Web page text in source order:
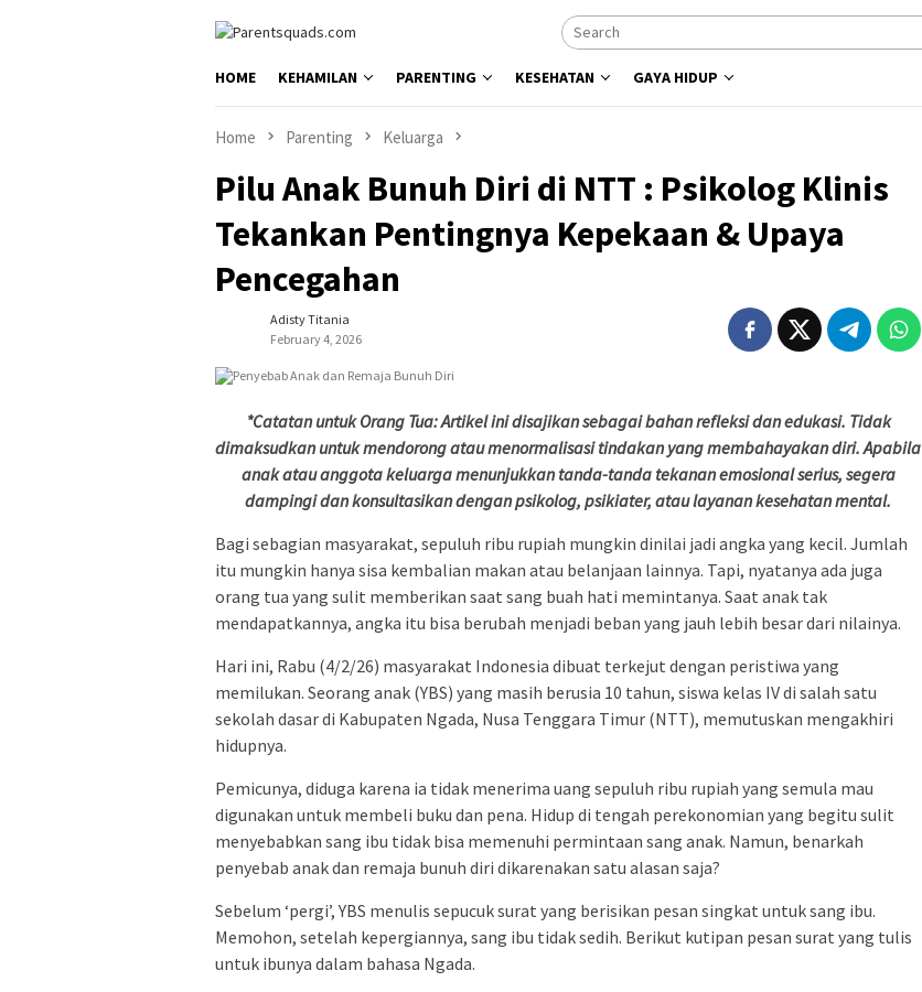
HOME KEHAMILAN PARENTING KESEHATAN GAYA HIDUP
Home Parenting Keluarga
Pilu Anak Bunuh Diri di NTT : Psikolog Klinis
Tekankan Pentingnya Kepekaan & Upaya
Pencegahan
Adisty Titania
February 4, 2026
*Catatan untuk Orang Tua: Artikel ini disajikan sebagai bahan refleksi dan edukasi. Tidak
dimaksudkan untuk mendorong atau menormalisasi tindakan yang membahayakan diri. Apabila
anak atau anggota keluarga menunjukkan tanda-tanda tekanan emosional serius, segera
dampingi dan konsultasikan dengan psikolog, psikiater, atau layanan kesehatan mental.
Bagi sebagian masyarakat, sepuluh ribu rupiah mungkin dinilai jadi angka yang kecil. Jumlah
itu mungkin hanya sisa kembalian makan atau belanjaan lainnya. Tapi, nyatanya ada juga
orang tua yang sulit memberikan saat sang buah hati memintanya. Saat anak tak
mendapatkannya, angka itu bisa berubah menjadi beban yang jauh lebih besar dari nilainya.
Hari ini, Rabu (4/2/26) masyarakat Indonesia dibuat terkejut dengan peristiwa yang
memilukan. Seorang anak (YBS) yang masih berusia 10 tahun, siswa kelas IV di salah satu
sekolah dasar di Kabupaten Ngada, Nusa Tenggara Timur (NTT), memutuskan mengakhiri
hidupnya.
Pemicunya, diduga karena ia tidak menerima uang sepuluh ribu rupiah yang semula mau
digunakan untuk membeli buku dan pena. Hidup di tengah perekonomian yang begitu sulit
menyebabkan sang ibu tidak bisa memenuhi permintaan sang anak. Namun, benarkah
penyebab anak dan remaja bunuh diri dikarenakan satu alasan saja?
Sebelum ‘pergi’, YBS menulis sepucuk surat yang berisikan pesan singkat untuk sang ibu.
Memohon, setelah kepergiannya, sang ibu tidak sedih. Berikut kutipan pesan surat yang tulis
untuk ibunya dalam bahasa Ngada.